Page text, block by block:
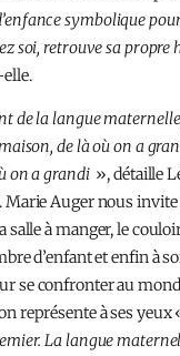
symbolique
soi, retrouve sa propre
de la langue
de là où on a
on a grandi », détaille
Marie Auger nous invite
à manger, le
d’enfant et enfin à
se confronter au
représente à ses yeux
La langue